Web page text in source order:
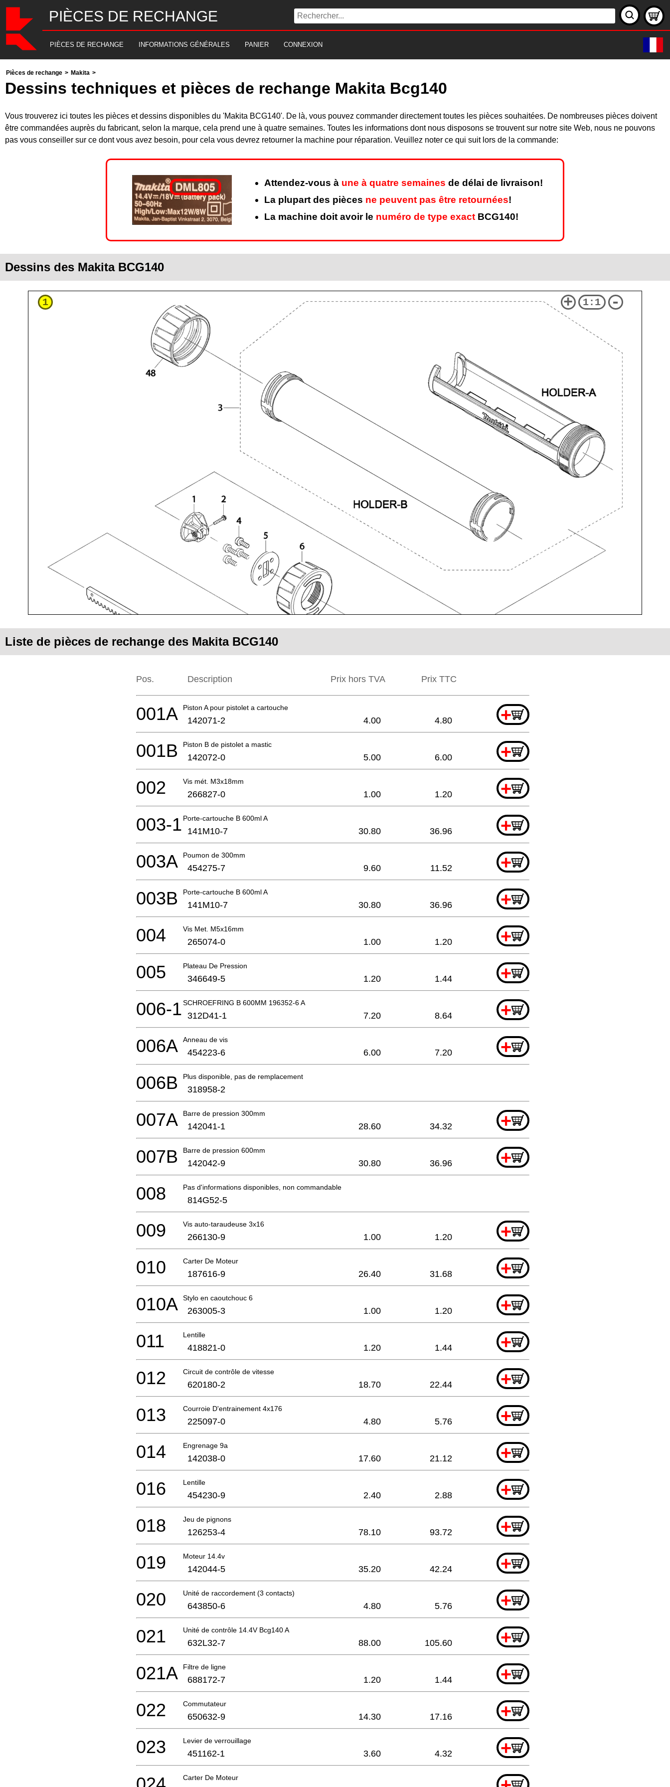
PIÈCES DE RECHANGE
PIÈCES DE RECHANGE INFORMATIONS GÉNÉRALES PANIER CONNEXION
Pièces de rechange > Makita >
Dessins techniques et pièces de rechange Makita Bcg140
Vous trouverez ici toutes les pièces et dessins disponibles du 'Makita BCG140'. De là, vous pouvez commander directement toutes les pièces souhaitées. De nombreuses pièces doivent
être commandées auprès du fabricant, selon la marque, cela prend une à quatre semaines. Toutes les informations dont nous disposons se trouvent sur notre site Web, nous ne pouvons
pas vous conseiller sur ce dont vous avez besoin, pour cela vous devrez retourner la machine pour réparation. Veuillez noter ce qui suit lors de la commande:
Attendez-vous à une à quatre semaines de délai de livraison!
La plupart des pièces ne peuvent pas être retournées!
La machine doit avoir le numéro de type exact BCG140!
Dessins des Makita BCG140
1 + 1:1 -
Liste de pièces de rechange des Makita BCG140
Pos. Description Prix hors TVA Prix ​​TTC
Piston A pour pistolet a cartouche +
001A 142071-2 4.00 4.80
Piston B de pistolet a mastic +
001B 142072-0 5.00 6.00
Vis mét. M3x18mm +
002 266827-0 1.00 1.20
Porte-cartouche B 600ml A +
003-1 141M10-7 30.80 36.96
Poumon de 300mm +
003A 454275-7 9.60 11.52
Porte-cartouche B 600ml A +
003B 141M10-7 30.80 36.96
Vis Met. M5x16mm +
004 265074-0 1.00 1.20
Plateau De Pression +
005 346649-5 1.20 1.44
SCHROEFRING B 600MM 196352-6 A +
006-1 312D41-1 7.20 8.64
Anneau de vis +
006A 454223-6 6.00 7.20
Plus disponible, pas de remplacement
006B 318958-2
Barre de pression 300mm +
007A 142041-1 28.60 34.32
Barre de pression 600mm +
007B 142042-9 30.80 36.96
Pas d'informations disponibles, non commandable
008 814G52-5
Vis auto-taraudeuse 3x16 +
009 266130-9 1.00 1.20
Carter De Moteur +
010 187616-9 26.40 31.68
Stylo en caoutchouc 6 +
010A 263005-3 1.00 1.20
Lentille +
011 418821-0 1.20 1.44
Circuit de contrôle de vitesse +
012 620180-2 18.70 22.44
Courroie D'entrainement 4x176 +
013 225097-0 4.80 5.76
Engrenage 9a +
014 142038-0 17.60 21.12
Lentille +
016 454230-9 2.40 2.88
Jeu de pignons +
018 126253-4 78.10 93.72
Moteur 14.4v +
019 142044-5 35.20 42.24
Unité de raccordement (3 contacts) +
020 643850-6 4.80 5.76
Unité de contrôle 14.4V Bcg140 A +
021 632L32-7 88.00 105.60
Filtre de ligne +
021A 688172-7 1.20 1.44
Commutateur +
022 650632-9 14.30 17.16
Levier de verrouillage +
023 451162-1 3.60 4.32
Carter De Moteur